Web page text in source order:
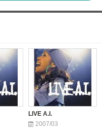
LIVE A.I.
2007/03